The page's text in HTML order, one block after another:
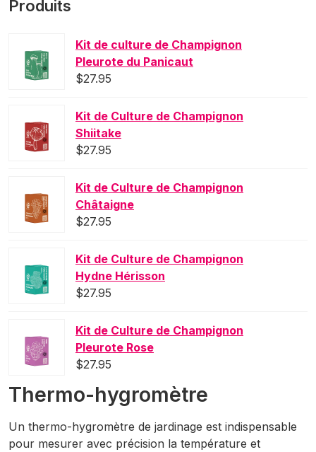
Produits
Kit de culture de Champignon
Pleurote du Panicaut
$27.95
Kit de Culture de Champignon
Shiitake
$27.95
Kit de Culture de Champignon
Châtaigne
$27.95
Kit de Culture de Champignon
Hydne Hérisson
$27.95
Kit de Culture de Champignon
Pleurote Rose
$27.95
Thermo-hygromètre
Un thermo-hygromètre de jardinage est indispensable
pour mesurer avec précision la température et